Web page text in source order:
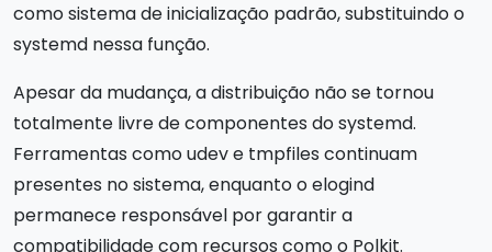
como sistema de inicialização padrão, substituindo o
systemd nessa função.
Apesar da mudança, a distribuição não se tornou
totalmente livre de componentes do systemd.
Ferramentas como udev e tmpfiles continuam
presentes no sistema, enquanto o elogind
permanece responsável por garantir a
compatibilidade com recursos como o Polkit.